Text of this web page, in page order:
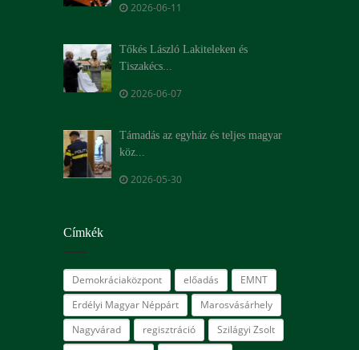
2026-06-11
Tőkés László Lakiteleken és
Tiszakécs...
2026-06-07
Támadás az egyház és teljes magyar
köz...
2026-05-30
Címkék
Demokráciaközpont előadás
EMNT
Erdélyi Magyar Néppárt
Marosvásárhely
Nagyvárad
regisztráció
Szilágyi Zsolt